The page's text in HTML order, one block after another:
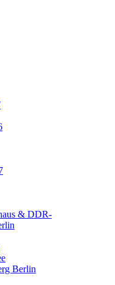
& DDR-
Berlin